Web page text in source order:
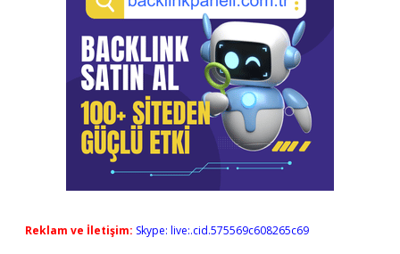
Reklam ve İletişim: Skype: live:.cid.575569c608265c69